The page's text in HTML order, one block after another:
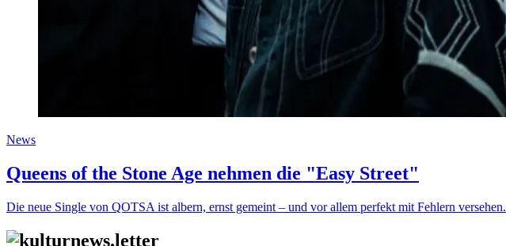
News
Queens of the Stone Age nehmen die "Easy Street"
Die neue Single von QOTSA ist albern, ernst gemeint – und vor allem perfekt mit Fehlern versehen.